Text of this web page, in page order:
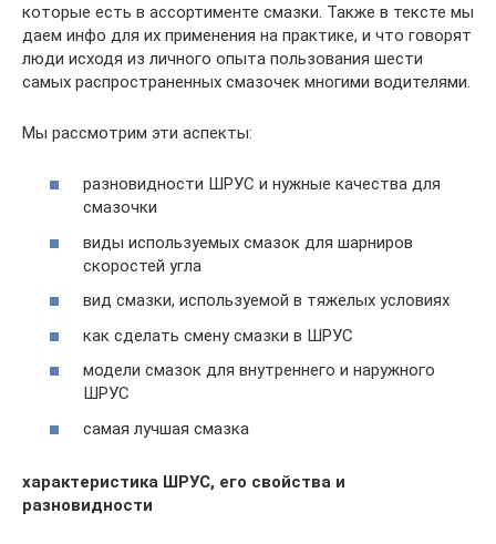
которые есть в ассортименте смазки. Также в тексте мы
даем инфо для их применения на практике, и что говорят
люди исходя из личного опыта пользования шести
самых распространенных смазочек многими водителями.
Мы рассмотрим эти аспекты:
разновидности ШРУС и нужные качества для
смазочки
виды используемых смазок для шарниров
скоростей угла
вид смазки, используемой в тяжелых условиях
как сделать смену смазки в ШРУС
модели смазок для внутреннего и наружного
ШРУС
самая лучшая смазка
характеристика ШРУС, его свойства и
разновидности